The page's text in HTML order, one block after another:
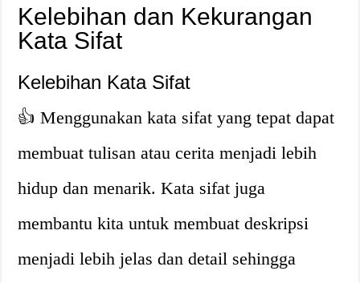
Kelebihan dan Kekurangan
Kata Sifat
Kelebihan Kata Sifat
👍 Menggunakan kata sifat yang tepat dapat
membuat tulisan atau cerita menjadi lebih
hidup dan menarik. Kata sifat juga
membantu kita untuk membuat deskripsi
menjadi lebih jelas dan detail sehingga